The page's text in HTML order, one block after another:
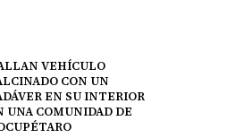
VEHÍCULO
CON UN
EN SU INTERIOR
UNA COMUNIDAD DE